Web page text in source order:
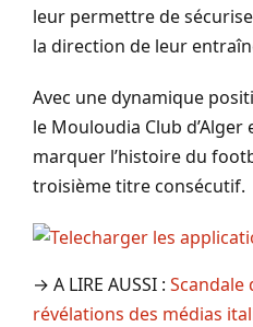
leur permettre de
la direction de leur
Avec une dynamique
le Mouloudia Club
marquer l’histoire du
troisième titre consécutif.
→ A LIRE AUSSI : Scandale
révélations des médias